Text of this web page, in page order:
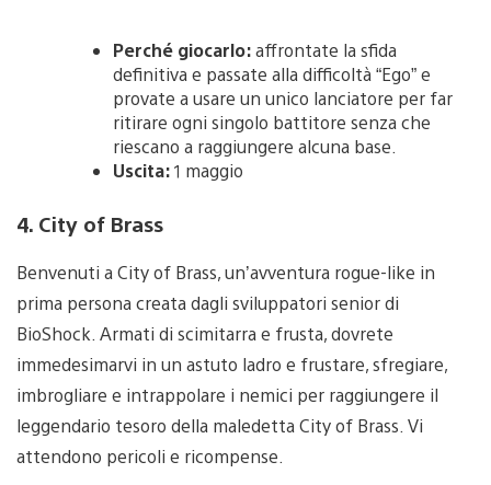
Perché giocarlo:affrontate la sfida
definitiva e passate alla difficoltà “Ego” e
provate a usare un unico lanciatore per far
ritirare ogni singolo battitore senza che
riescano a raggiungere alcuna base.
Uscita:1 maggio
4. City of Brass
Benvenuti a City of Brass, un’avventura rogue-like in
prima persona creata dagli sviluppatori senior di
BioShock. Armati di scimitarra e frusta, dovrete
immedesimarvi in un astuto ladro e frustare, sfregiare,
imbrogliare e intrappolare i nemici per raggiungere il
leggendario tesoro della maledetta City of Brass. Vi
attendono pericoli e ricompense.